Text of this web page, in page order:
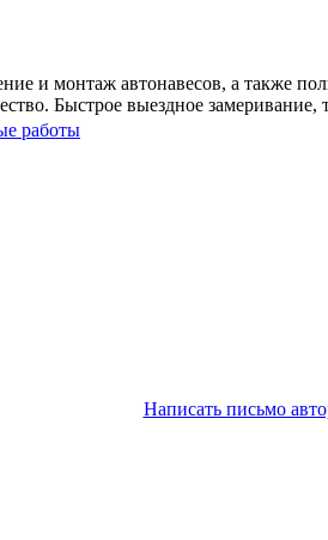
и монтаж автонавесов, а также
Быстрое выездное замеривание,
работы
Написать письмо